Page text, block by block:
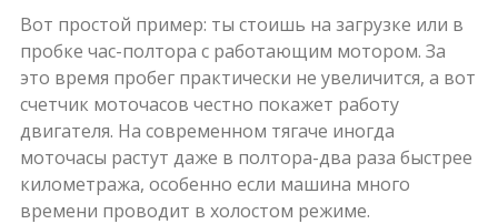
Вот простой пример: ты стоишь на загрузке или в
пробке час-полтора с работающим мотором. За
это время пробег практически не увеличится, а вот
счетчик моточасов честно покажет работу
двигателя. На современном тягаче иногда
моточасы растут даже в полтора-два раза быстрее
километража, особенно если машина много
времени проводит в холостом режиме.